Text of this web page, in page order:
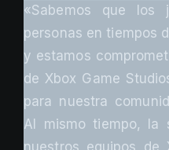
«Sabemos que los
personas en tiempos
y estamos
de Xbox Game
para nuestra
Al mismo tiempo, la
nuestros equipos de